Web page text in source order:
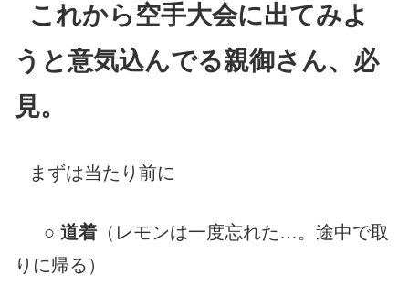
これから空手大会に出てみよ
うと意気込んでる親御さん、必
見。
まずは当たり前に
○ 道着 （レモンは一度忘れた…。途中で取
りに帰る）